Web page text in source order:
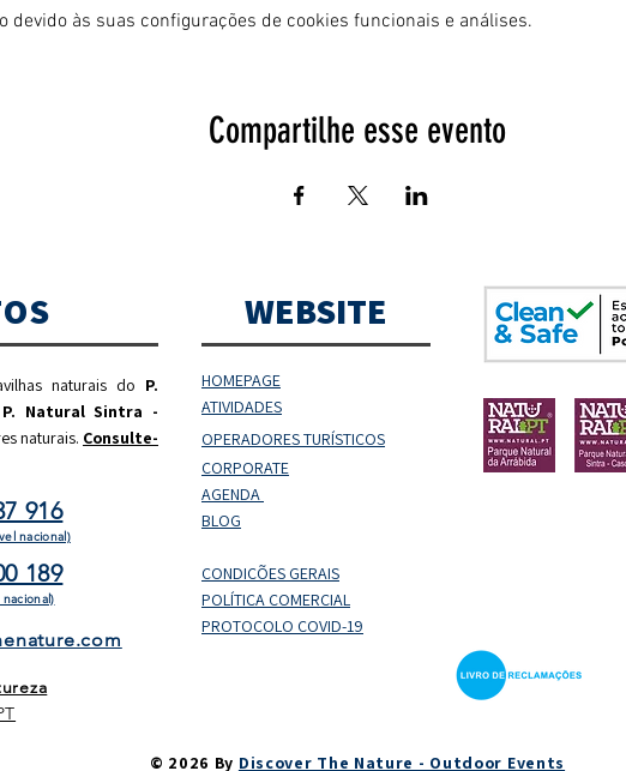
devido às suas configurações de cookies funcionais e análises.
Compartilhe esse evento
naturais do P.
P. Natural Sintra -
naturais. Consulte-
916
nacional)
189
nacional)
WEBSITE
HOMEPAGE
ATIVIDADES
OPERADORESTURÍSTICOS
CORPORATE
AGENDA
BLOG
CONDIÇÕES GERAIS
POLÍTICA COMERCIAL
PROTOCOLO COVID-19
© 2026 By Discover The Nature - Outdoor Events